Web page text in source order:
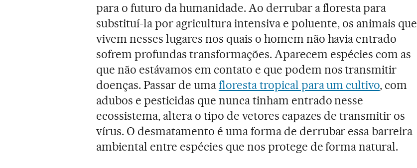
para o futuro da humanidade. Ao derrubar a floresta para
substituí-la por agricultura intensiva e poluente, os animais que
vivem nesses lugares nos quais o homem não havia entrado
sofrem profundas transformações. Aparecem espécies com as
que não estávamos em contato e que podem nos transmitir
doenças. Passar de umafloresta tropical para um cultivo, com
adubos e pesticidas que nunca tinham entrado nesse
ecossistema, altera o tipo de vetores capazes de transmitir os
vírus. O desmatamento é uma forma de derrubar essa barreira
ambiental entre espécies que nos protege de forma natural.